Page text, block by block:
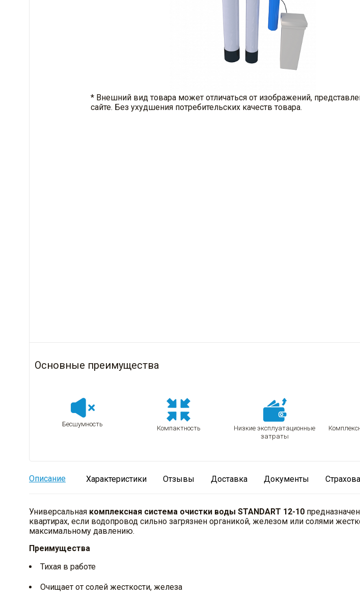
* Внешний вид товара может отличаться от изображений,
сайте. Без ухудшения потребительских качеств товара.
Основные преимущества
Бесшумность
Компактность
Низкие эксплуатационные
затраты
Описание Характеристики Отзывы Доставка Документы
Универсальная комплексная система очистки воды STANDART 12-10
квартирах, если водопровод сильно загрязнен органикой, железом или солями
максимальному давлению.
Преимущества
Тихая в работе
Очищает от солей жесткости, железа